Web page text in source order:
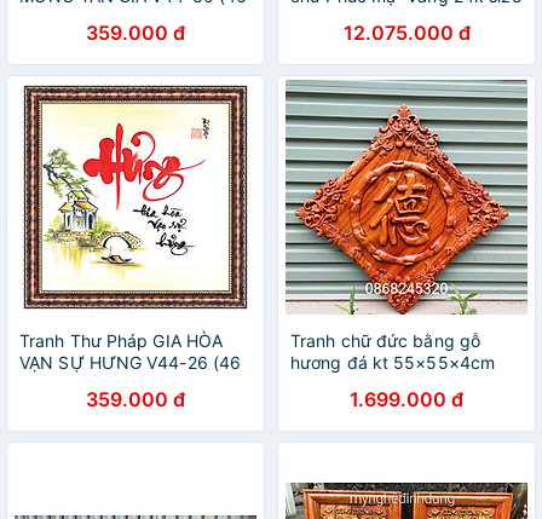
359.000 đ 12.075.000 đ
Tranh Thư Pháp GIA HÒA
VẠN SỰ HƯNG V44-26 (46
359.000 đ
Tranh chữ đức bằng gỗ
hương đá kt 55×55×4cm
1.699.000 đ